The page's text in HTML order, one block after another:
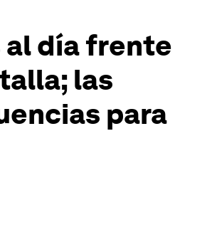
al día frente
las
para